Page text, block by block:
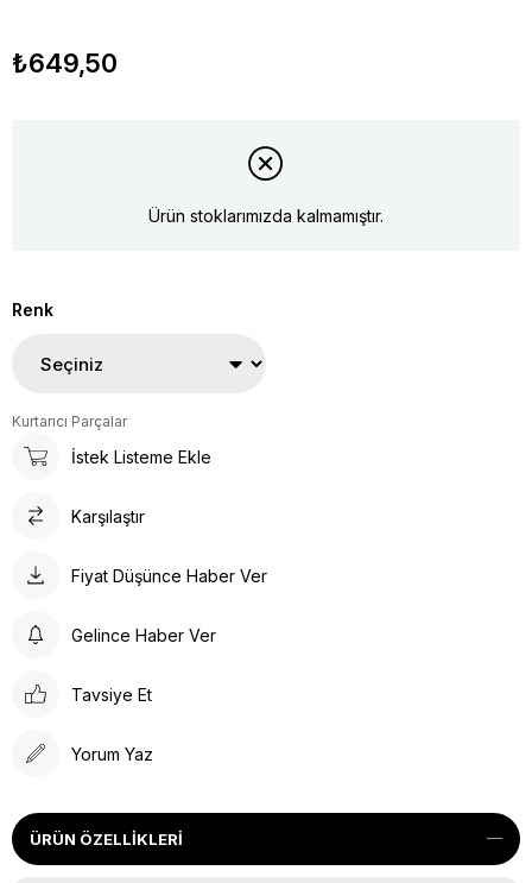
₺649,50
Ürün stoklarımızda kalmamıştır.
Renk
Kurtarıcı Parçalar
İstek Listeme Ekle
Karşılaştır
Fiyat Düşünce Haber Ver
Gelince Haber Ver
Tavsiye Et
Yorum Yaz
ÜRÜN ÖZELLIKLERI